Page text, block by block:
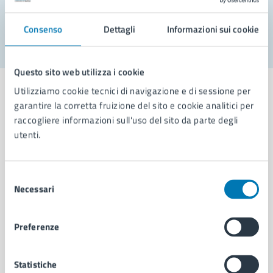
Consenso Dettagli Informazioni sui cookie
Questo sito web utilizza i cookie
Utilizziamo cookie tecnici di navigazione e di sessione per
garantire la corretta fruizione del sito e cookie analitici per
raccogliere informazioni sull'uso del sito da parte degli
utenti.
delNecessari
Preferenze
Statistiche
Aree amministrative
Municipalità
Uffici
Politici